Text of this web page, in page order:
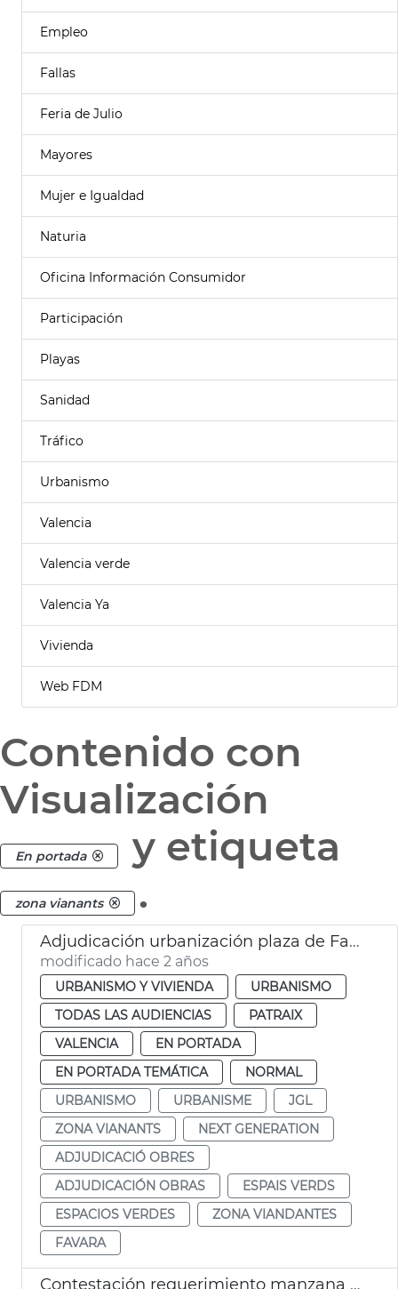
Empleo
Fallas
Feria de Julio
Mayores
Mujer e Igualdad
Naturia
Oficina Información Consumidor
Participación
Playas
Sanidad
Tráfico
Urbanismo
Valencia
Valencia verde
Valencia Ya
Vivienda
Web FDM
Contenido con
Visualización
En portada y etiqueta
zona vianants .
Adjudicación urbanización plaza de Favara
modificado hace 2 años
URBANISMO Y VIVIENDA
URBANISMO
TODAS LAS AUDIENCIAS
PATRAIX
VALENCIA
EN PORTADA
EN PORTADA TEMÁTICA
NORMAL
URBANISMO
URBANISME
JGL
ZONA VIANANTS
NEXT GENERATION
ADJUDICACIÓ OBRES
ADJUDICACIÓN OBRAS
ESPAIS VERDS
ESPACIOS VERDES
ZONA VIANDANTES
FAVARA
Contestación requerimiento manzana Petxina